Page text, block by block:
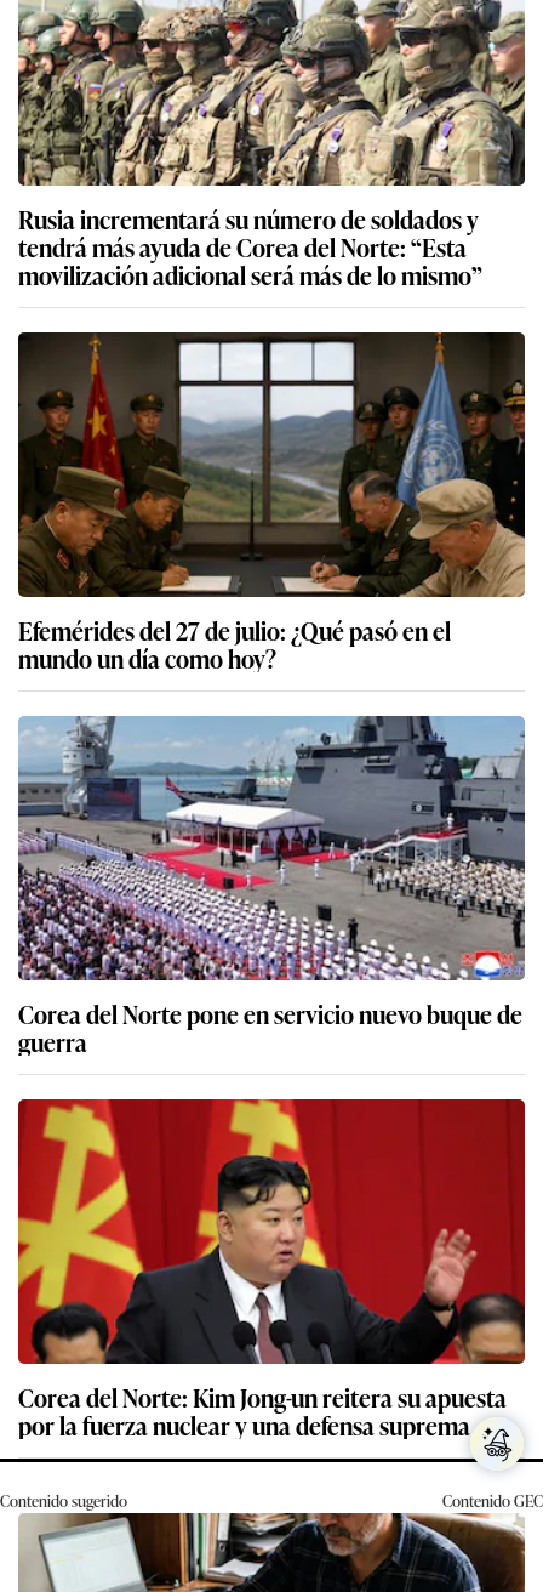
Rusia incrementará su número de soldados y
tendrá más ayuda de Corea del Norte: “Esta
movilización adicional será más de lo mismo”
Efemérides del 27 de julio: ¿Qué pasó en el
mundo un día como hoy?
Corea del Norte pone en servicio nuevo buque de
guerra
Corea del Norte: Kim Jong-un reitera su apuesta
por la fuerza nuclear y una defensa suprema
Contenido sugerido ContenidoGEC